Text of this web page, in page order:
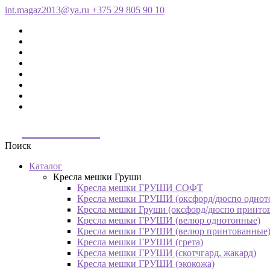
int.magaz2013@ya.ru +375 29 805 90 10
Поиск
Каталог
Кресла мешки Груши
Кресла мешки ГРУШИ СОФТ
Кресла мешки ГРУШИ (оксфорд/дюспо
Кресла мешки Груши (оксфорд/дюспо
Кресла мешки ГРУШИ (велюр однотонные)
Кресла мешки ГРУШИ (велюр принтованные)
Кресла мешки ГРУШИ (грета)
Кресла мешки ГРУШИ (скотчгард, жакард)
Кресла мешки ГРУШИ (экокожа)